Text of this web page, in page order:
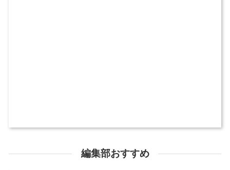
編集部おすすめ